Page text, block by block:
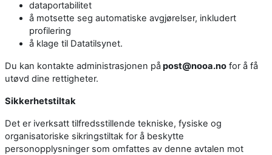
dataportabilitet
å motsette seg automatiske avgjørelser, inkludert
profilering
å klage til Datatilsynet.
Du kan kontakte administrasjonen påpost@nooa.no for å få
utøvd dine rettigheter.
Sikkerhetstiltak
Det er iverksatt tilfredsstillende tekniske, fysiske og
organisatoriske sikringstiltak for å beskytte
personopplysninger som omfattes av denne avtalen mot